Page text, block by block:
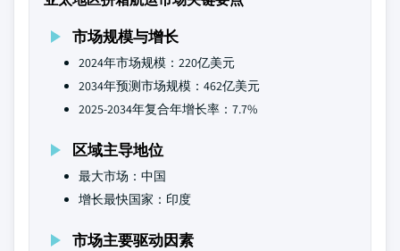
市场规模与增长
2024年市场规模：220亿美元
2034年预测市场规模：462亿美元
2025-2034年复合年增长率：7.7%
区域主导地位
最大市场：中国
增长最快国家：印度
市场主要驱动因素